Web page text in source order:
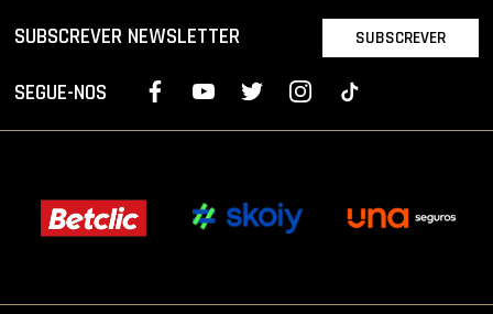
SUBSCREVER NEWSLETTER SUBSCREVER
SEGUE-NOS